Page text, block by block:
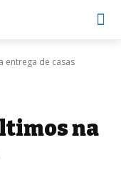
entrega de casas
na